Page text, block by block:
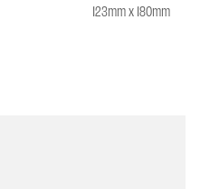
123mm x 180mm